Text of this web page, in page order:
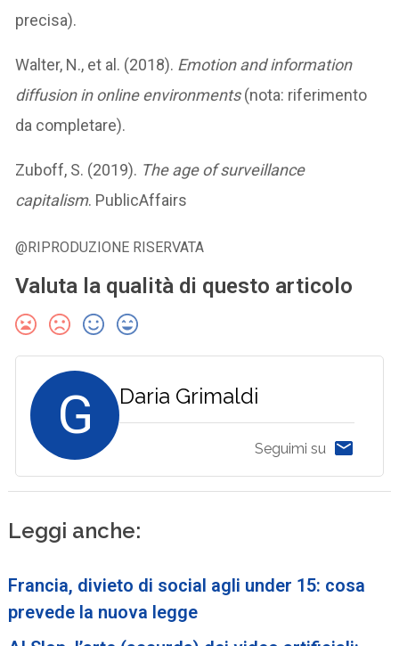
precisa).
Walter, N., et al. (2018). Emotion and information
diffusion in online environments(nota: riferimento
da completare).
Zuboff, S. (2019). The age of surveillance
capitalism. PublicAffairs
@RIPRODUZIONE RISERVATA
Valuta la qualità di questo articolo
G Daria Grimaldi
Seguimi su
Leggi anche:
Francia, divieto di social agli under 15: cosa
prevede la nuova legge